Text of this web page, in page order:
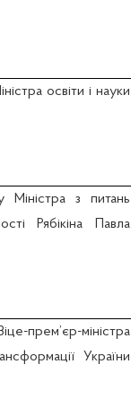
освіти і науки
Міністра з питань
Рябікіна Павла
прем’єр-міністра
України